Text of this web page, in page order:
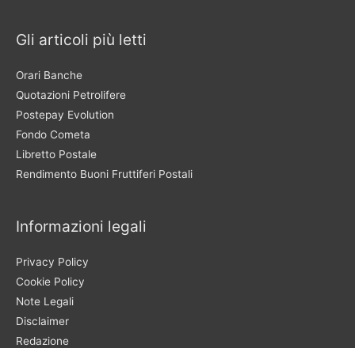
Gli articoli più letti
Orari Banche
Quotazioni Petrolifere
Postepay Evolution
Fondo Cometa
Libretto Postale
Rendimento Buoni Fruttiferi Postali
Informazioni legali
Privacy Policy
Cookie Policy
Note Legali
Disclaimer
Redazione